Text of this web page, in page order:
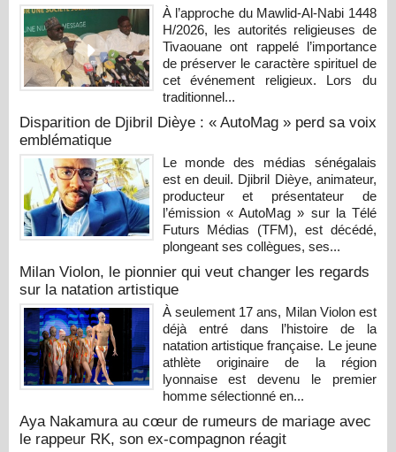
À l’approche du Mawlid-Al-Nabi 1448
H/2026, les autorités religieuses de
Tivaouane ont rappelé l’importance
de préserver le caractère spirituel de
cet événement religieux. Lors du
traditionnel...
Disparition de Djibril Dièye : « AutoMag » perd sa voix
emblématique
Le monde des médias sénégalais
est en deuil. Djibril Dièye, animateur,
producteur et présentateur de
l’émission « AutoMag » sur la Télé
Futurs Médias (TFM), est décédé,
plongeant ses collègues, ses...
Milan Violon, le pionnier qui veut changer les regards
sur la natation artistique
À seulement 17 ans, Milan Violon est
déjà entré dans l’histoire de la
natation artistique française. Le jeune
athlète originaire de la région
lyonnaise est devenu le premier
homme sélectionné en...
Aya Nakamura au cœur de rumeurs de mariage avec
le rappeur RK, son ex-compagnon réagit